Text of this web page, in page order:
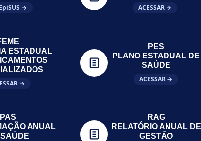
→
ACESSAR →
ESTADUAL
→
PES
PLANO ESTADUAL DE
SAÚDE
ACESSAR →
PAS
ANUAL
SAÚDE
RAG
RELATÓRIO ANUAL DE
GESTÃO